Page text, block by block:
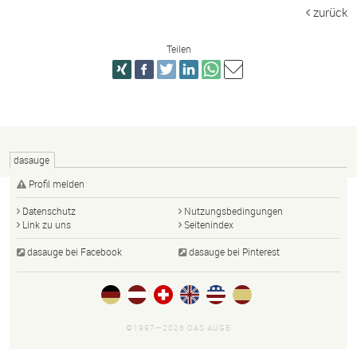
zurück
Teilen
dasauge
Profil melden
Datenschutz
Nutzungsbedingungen
Link zu uns
Seitenindex
dasauge bei Facebook dasauge bei Pinterest
©1997—2026 DAS AUGE